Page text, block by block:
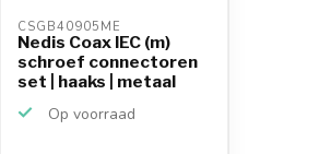
CSGB40905ME
Nedis Coax IEC (m)
schroef connectoren
set | haaks | metaal
Op voorraad